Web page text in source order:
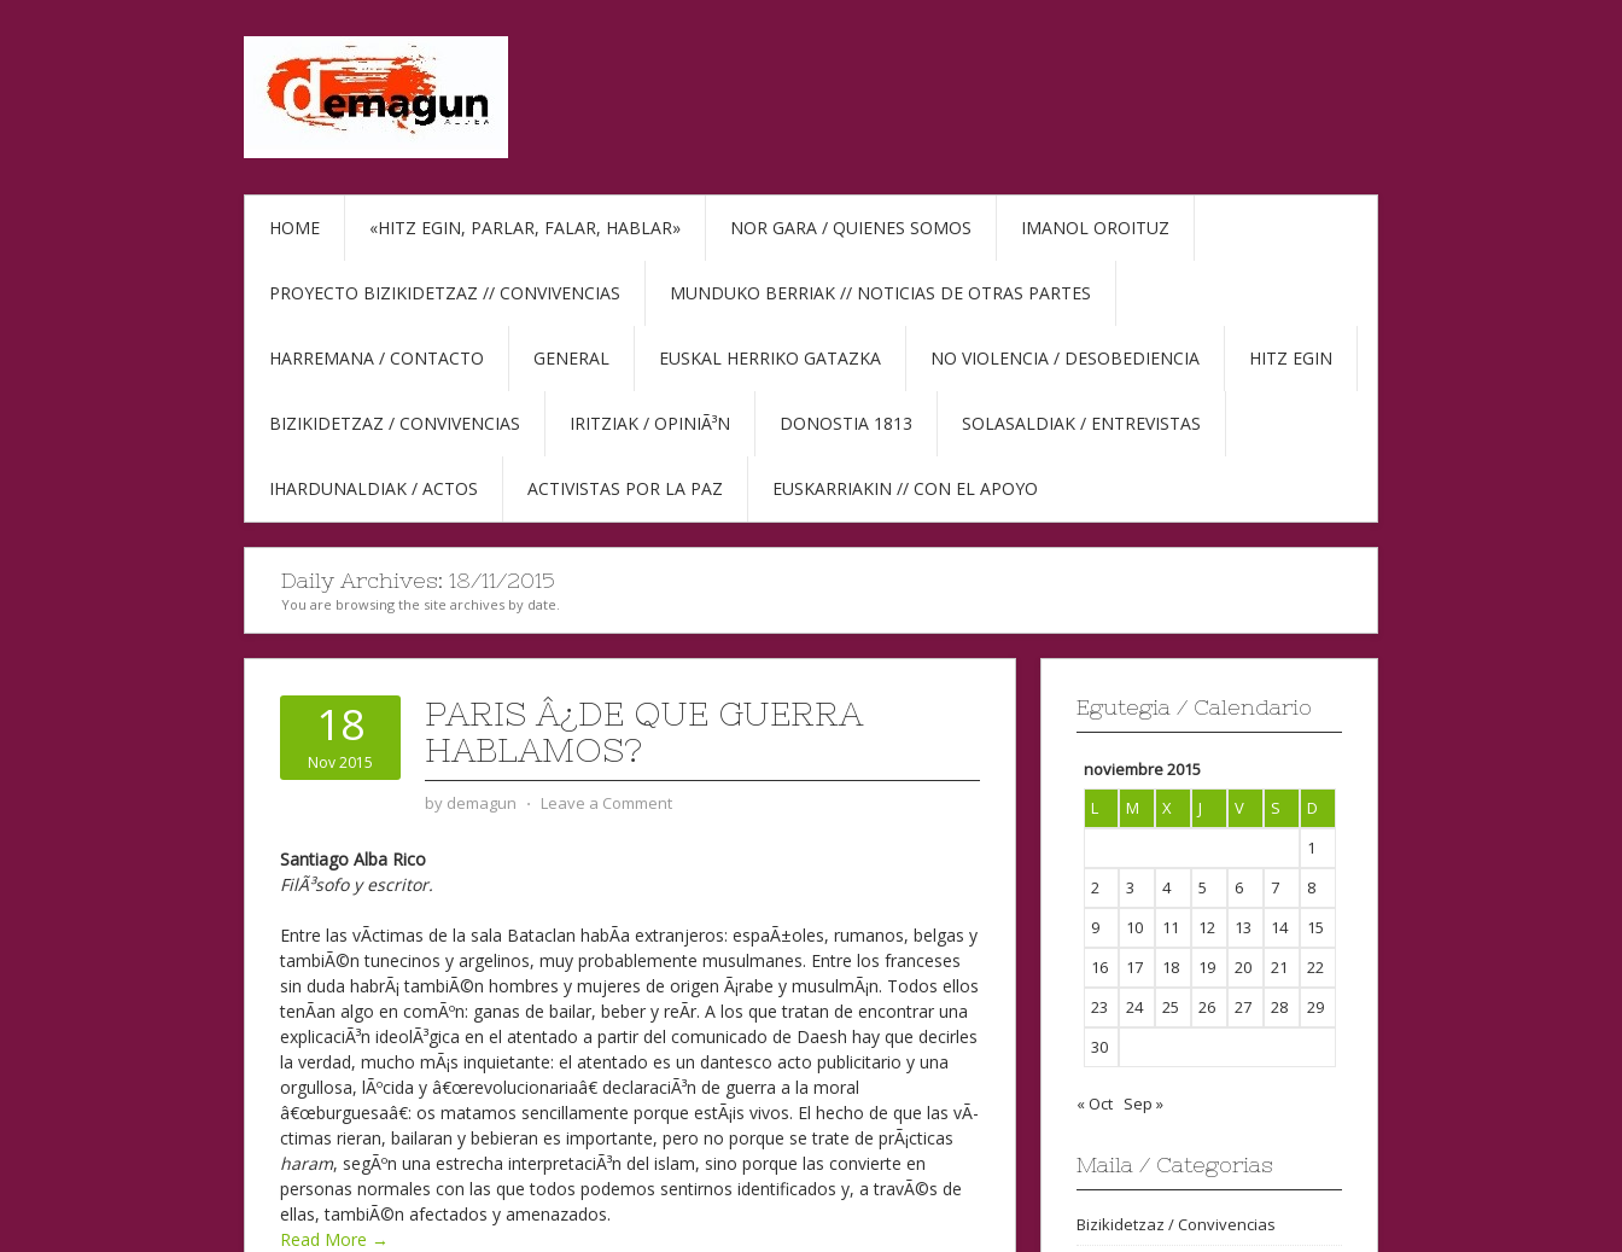
HOME «HITZ EGIN, PARLAR, FALAR, HABLAR» NOR GARA / QUIENES SOMOS IMANOL OROITUZ
PROYECTO BIZIKIDETZAZ // CONVIVENCIAS MUNDUKO BERRIAK // NOTICIAS DE OTRAS PARTES
HARREMANA / CONTACTO GENERAL EUSKAL HERRIKO GATAZKA NO VIOLENCIA / DESOBEDIENCIA HITZ EGIN
BIZIKIDETZAZ / CONVIVENCIAS IRITZIAK / OPINIÃ³N DONOSTIA 1813 SOLASALDIAK / ENTREVISTAS
IHARDUNALDIAK / ACTOS ACTIVISTAS POR LA PAZ EUSKARRIAKIN // CON EL APOYO
Daily Archives: 18/11/2015
You are browsing the site archives by date.
18
Nov 2015
PARIS Â¿DE QUE GUERRA
HABLAMOS?
by demagun ⋅ Leave a Comment
Santiago Alba Rico
FilÃ³sofo y escritor.
Entre las vÃ­ctimas de la sala Bataclan habÃ­a extranjeros: espaÃ±oles, rumanos, belgas y
tambiÃ©n tunecinos y argelinos, muy probablemente musulmanes. Entre los franceses
sin duda habrÃ¡ tambiÃ©n hombres y mujeres de origen Ã¡rabe y musulmÃ¡n. Todos ellos
tenÃ­an algo en comÃºn: ganas de bailar, beber y reÃ­r. A los que tratan de encontrar una
explicaciÃ³n ideolÃ³gica en el atentado a partir del comunicado de Daesh hay que decirles
la verdad, mucho mÃ¡s inquietante: el atentado es un dantesco acto publicitario y una
orgullosa, lÃºcida y â€œrevolucionariaâ€ declaraciÃ³n de guerra a la moral
â€œburguesaâ€: os matamos sencillamente porque estÃ¡is vivos. El hecho de que las vÃ­
ctimas rieran, bailaran y bebieran es importante, pero no porque se trate de prÃ¡cticas
haram, segÃºn una estrecha interpretaciÃ³n del islam, sino porque las convierte en
personas normales con las que todos podemos sentirnos identificados y, a travÃ©s de
ellas, tambiÃ©n afectados y amenazados.
Read More →
Egutegia / Calendario
noviembre 2015
L
M X J V S
D
1
2
3 4 5 6 7
8
9
10 11 12 13 14
15
16
17 18 19 20 21
22
23
24 25 26 27 28
29
30
« Oct Sep »
Maila / Categorias
Bizikidetzaz / Convivencias